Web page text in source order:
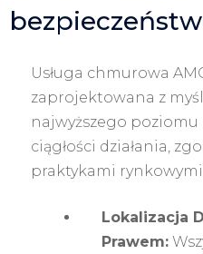
Usługa chmurowa
zaprojektowana z
najwyższego poziomu
ciągłości działania,
praktykami
Lokalizacja
Prawem: